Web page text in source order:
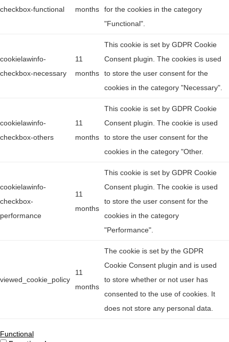
checkbox-functional
months
for the cookies in the category
"Functional".
cookielawinfo-
checkbox-necessary
11
months
This cookie is set by GDPR Cookie
Consent plugin. The cookies is used
to store the user consent for the
cookies in the category "Necessary".
cookielawinfo-
checkbox-others
11
months
This cookie is set by GDPR Cookie
Consent plugin. The cookie is used
to store the user consent for the
cookies in the category "Other.
cookielawinfo-
checkbox-
performance
11
months
This cookie is set by GDPR Cookie
Consent plugin. The cookie is used
to store the user consent for the
cookies in the category
"Performance".
viewed_cookie_policy
11
months
The cookie is set by the GDPR
Cookie Consent plugin and is used
to store whether or not user has
consented to the use of cookies. It
does not store any personal data.
Functional